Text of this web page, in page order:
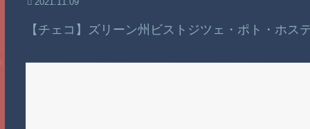
【チェコ】ズリーン州ビストジツェ・ポト・ホス